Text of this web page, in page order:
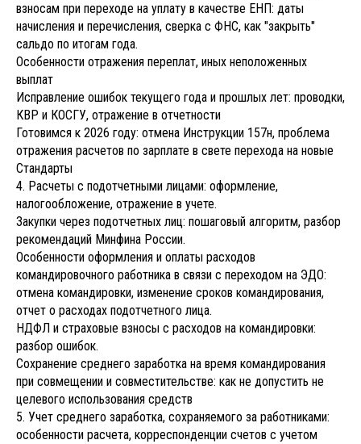
взносам при переходе на уплату в качестве ЕНП: даты
начисления и перечисления, сверка с ФНС, как "закрыть"
сальдо по итогам года.
Особенности отражения переплат, иных неположенных
выплат
Исправление ошибок текущего года и прошлых лет: проводки,
КВР и КОСГУ, отражение в отчетности
Готовимся к 2026 году: отмена Инструкции 157н, проблема
отражения расчетов по зарплате в свете перехода на новые
Стандарты
4. Расчеты с подотчетными лицами: оформление,
налогообложение, отражение в учете.
Закупки через подотчетных лиц: пошаговый алгоритм, разбор
рекомендаций Минфина России.
Особенности оформления и оплаты расходов
командировочного работника в связи с переходом на ЭДО:
отмена командировки, изменение сроков командирования,
отчет о расходах подотчетного лица.
НДФЛ и страховые взносы с расходов на командировки:
разбор ошибок.
Сохранение среднего заработка на время командирования
при совмещении и совместительстве: как не допустить не
целевого использования средств
5. Учет среднего заработка, сохраняемого за работниками:
особенности расчета, корреспонденции счетов с учетом